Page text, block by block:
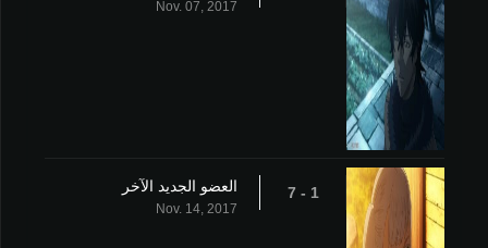
Nov. 07, 2017
1 - 7 العضو الجديد الآخر
Nov. 14, 2017